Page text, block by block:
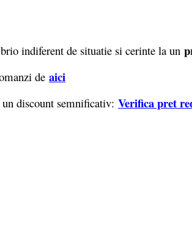
indiferent de situatie si cerinte la un
de aici
un discount semnificativ: Verifica pret